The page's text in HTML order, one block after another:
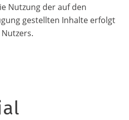
Nutzung der auf den
gestellten Inhalte erfolgt